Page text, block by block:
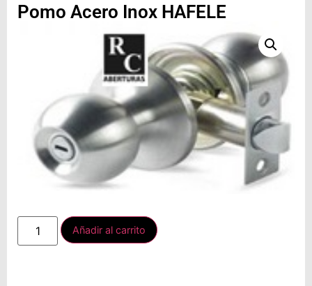
Pomo Acero Inox HAFELE
Añadir al carrito